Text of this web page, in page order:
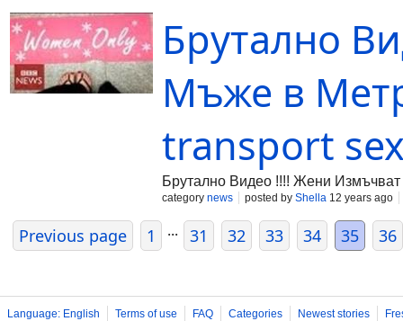
чудния внук! Куплет2: А после
апартамент. Започнах да бачкам,
мен!
Брутално
Мъже в
transport
Брутално Видео !!!! Жени
category news posted by Shella 12 years ago
Previous page 1 ... 31 32 33 34 35 36
Language: English Terms of use FAQ Categories Newest stories